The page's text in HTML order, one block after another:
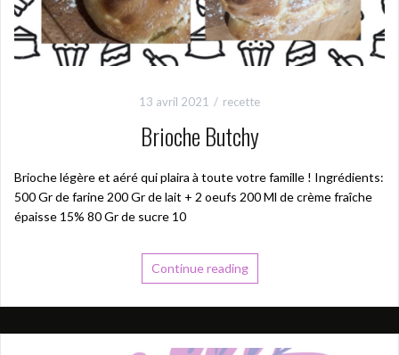
13 avril 2021 recette
Brioche Butchy
Brioche légère et aéré qui plaira à toute votre famille ! Ingrédients:
500 Gr de farine 200 Gr de lait + 2 oeufs 200 Ml de crème fraîche
épaisse 15% 80 Gr de sucre 10
Continue reading